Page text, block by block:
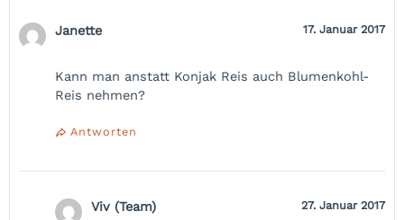
Janette 17. Januar 2017
Kann man anstatt Konjak Reis auch Blumenkohl-
Reis nehmen?
Antworten
Viv (Team) 27. Januar 2017